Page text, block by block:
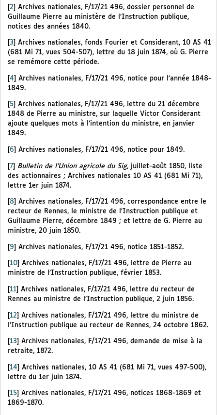
[2] Archives nationales, F/17/21 496, dossier personnel de
Guillaume Pierre au ministère de l’Instruction publique,
notices des années 1840.
3
Archives nationales, fonds Fourier et Considerant, 10 AS 41
(681 Mi 71, vues 504-507), lettre du 18 juin 1874, où G. Pierre
se remémore cette période.
[4] Archives nationales, F/17/21 496, notice pour l’année 1848-
1849.
5
Archives nationales, F/17/21 496, lettre du 21 décembre
1848 de Pierre au ministre, sur laquelle Victor Considerant
ajoute quelques mots à l’intention du ministre, en janvier
1849.
6 Archives nationales, F/17/21 496, notice pour 1849.
[7] Bulletin de l’Union agricole du Sig, juillet-août 1850, liste
des actionnaires ; Archives nationales 10 AS 41 (681 Mi 71),
lettre 1er juin 1874.
8
Archives nationales, F/17/21 496, correspondance entre le
recteur de Rennes, le ministre de l’Instruction publique et
Guillaume Pierre, décembre 1849 ; et lettre de G. Pierre au
ministre, 20 juin 1850.
[9] Archives nationales, F/17/21 496, notice 1851-1852.
10
Archives nationales, F/17/21 496, lettre de Pierre au
ministre de l’Instruction publique, février 1853.
11
Archives nationales, F/17/21 496, lettre du recteur de
Rennes au ministre de l’Instruction publique, 2 juin 1856.
[12] Archives nationales, F/17/21 496, lettre du ministre de
l’Instruction publique au recteur de Rennes, 24 octobre 1862.
13
Archives nationales, F/17/21 496, demande de mise à la
retraite, 1872.
[14] Archives nationales, 10 AS 41 (681 Mi 71, vues 497-500),
lettre du 1er juin 1874.
15
Archives nationales, F/17/21 496, notices 1868-1869 et
1869-1870.